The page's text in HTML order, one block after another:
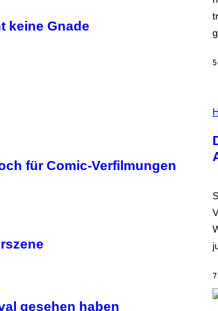
keine Gnade
für Comic-Verfilmungen
gesehen haben
N
)
L
S
T
R
I
N
B
Y
R
S
A
.
7